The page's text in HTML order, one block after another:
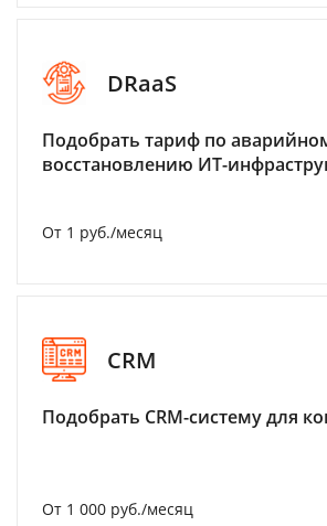
DRaaS
Подобрать тариф по
восстановлению ИТ-
От 1 руб./месяц
CRM
Подобрать CRM-систему для
От 1 000 руб./месяц